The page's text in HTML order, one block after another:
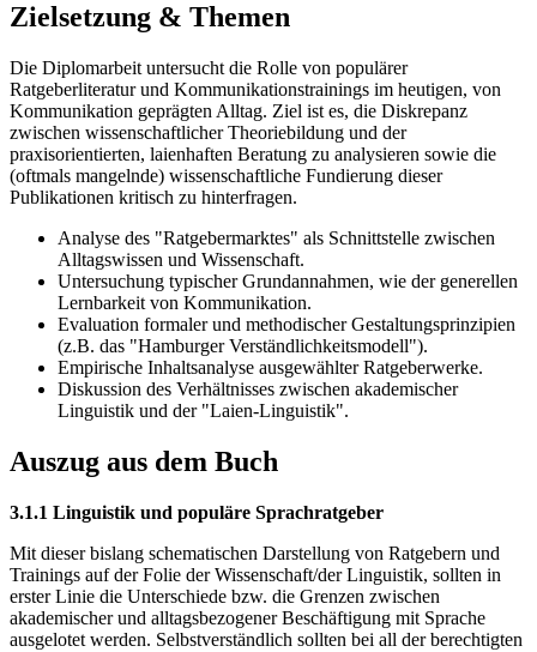
Zielsetzung & Themen
Die Diplomarbeit untersucht die Rolle von populärer
Ratgeberliteratur und Kommunikationstrainings im heutigen, von
Kommunikation geprägten Alltag. Ziel ist es, die Diskrepanz
zwischen wissenschaftlicher Theoriebildung und der
praxisorientierten, laienhaften Beratung zu analysieren sowie die
(oftmals mangelnde) wissenschaftliche Fundierung dieser
Publikationen kritisch zu hinterfragen.
Analyse des "Ratgebermarktes" als Schnittstelle zwischen
Alltagswissen und Wissenschaft.
Untersuchung typischer Grundannahmen, wie der generellen
Lernbarkeit von Kommunikation.
Evaluation formaler und methodischer Gestaltungsprinzipien
(z.B. das "Hamburger Verständlichkeitsmodell").
Empirische Inhaltsanalyse ausgewählter Ratgeberwerke.
Diskussion des Verhältnisses zwischen akademischer
Linguistik und der "Laien-Linguistik".
Auszug aus dem Buch
3.1.1 Linguistik und populäre Sprachratgeber
Mit dieser bislang schematischen Darstellung von Ratgebern und
Trainings auf der Folie der Wissenschaft/der Linguistik, sollten in
erster Linie die Unterschiede bzw. die Grenzen zwischen
akademischer und alltagsbezogener Beschäftigung mit Sprache
ausgelotet werden. Selbstverständlich sollten bei all der berechtigten